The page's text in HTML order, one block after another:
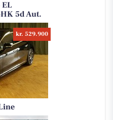
5d Aut.
kr. 529.900